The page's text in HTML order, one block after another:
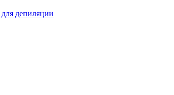
депиляции